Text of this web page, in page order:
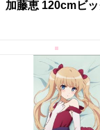
加藤恵 120cmビ